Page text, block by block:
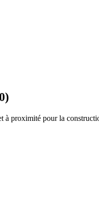
à proximité pour la